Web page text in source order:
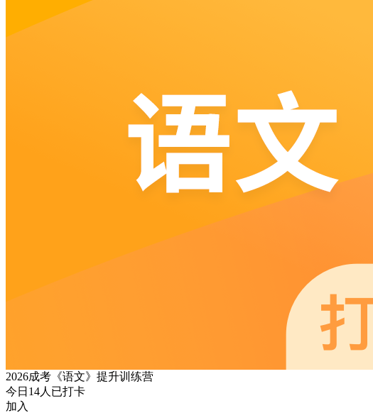
2026成考《语文》提升训练营
今日 14人已打卡
加入